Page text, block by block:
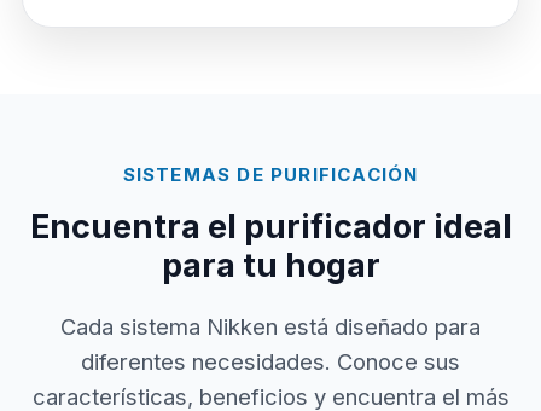
SISTEMAS DE PURIFICACIÓN
Encuentra el purificador ideal
para tu hogar
Cada sistema Nikken está diseñado para
diferentes necesidades. Conoce sus
características, beneficios y encuentra el más